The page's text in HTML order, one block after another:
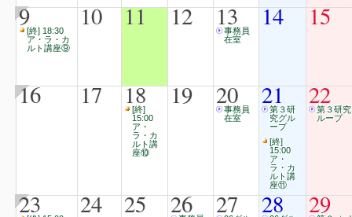
9[終] 18:30
ア・ラ・カ
ルト講座⑨
10 11 12 13
事務員
在室
14 15
16 17 18
[終]
15:00
ア・
ラ・カ
ルト講
座⑩
19 20
事務員
在室
21
第３研
究グル
ープ
[終]
15:00
ア・
ラ・カ
ルト講
座⑪
22
第３研
ループ
23 24 25 26 27 28 29